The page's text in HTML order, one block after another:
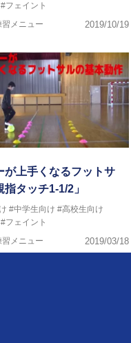
#フェイント
メニュー
2019/10/19
が上手くなるフットサ
タッチ1-1/2」
#中学生向け #高校生向け
#フェイント
メニュー
2019/03/18